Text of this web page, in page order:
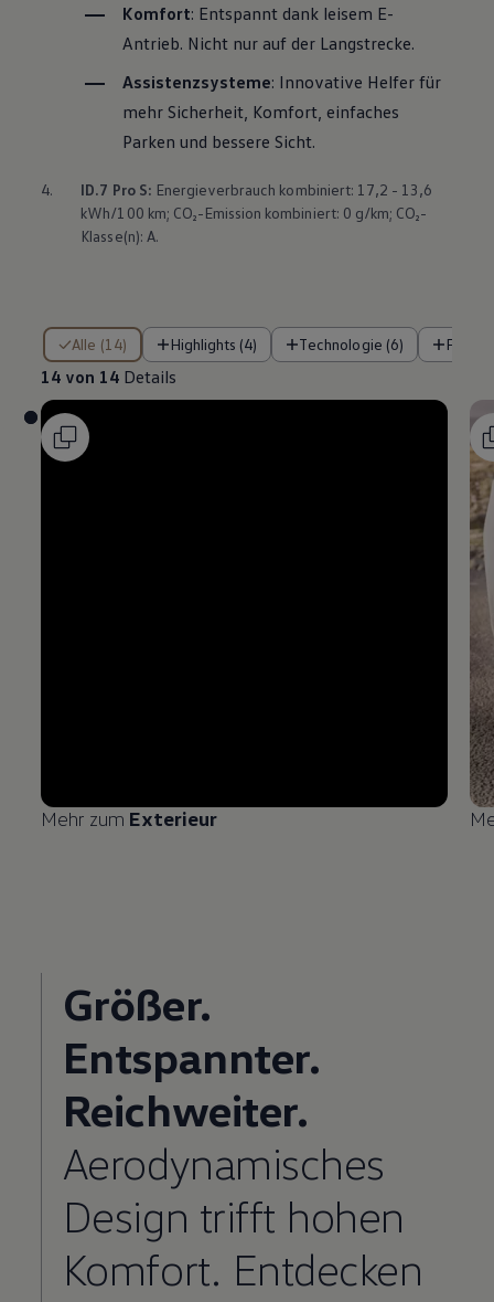
Komfort: Entspannt dank leisem E-
Antrieb. Nicht nur auf der Langstrecke.
Assistenzsysteme: Innovative Helfer für
mehr Sicherheit, Komfort, einfaches
Parken und bessere Sicht.
4. ID.7 Pro S: Energieverbrauch kombiniert: 17,2 - 13,6
kWh/100 km; CO₂-Emission kombiniert: 0 g/km; CO₂-
Klasse(n): A.
Alle (14) Highlights (4) Technologie (6)
14 von 14 Details
14 von 14 Details
Mehr zum Exterieur
Größer.
Entspannter.
Reichweiter.
Aerodynamisches
Design trifft hohen
Komfort. Entdecken